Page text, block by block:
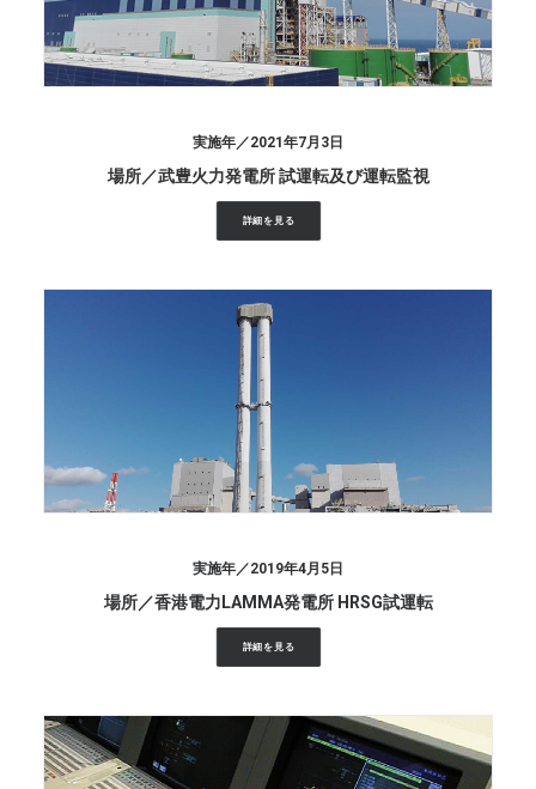
2021年7月3日
武豊火力発電所 試運転及び運転監視
詳細を見る
2019年4月5日
香港電力LAMMA発電所 HRSG試運転
詳細を見る